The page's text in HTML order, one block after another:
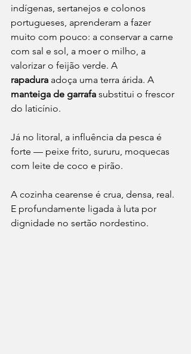
indígenas, sertanejos e colonos
portugueses, aprenderam a fazer
muito com pouco: a conservar a carne
com sal e sol, a moer o milho, a
valorizar o feijão verde. A
rapadura adoça uma terra árida. A
manteiga de garrafa substitui o frescor
do laticínio.
Já no litoral, a influência da pesca é
forte — peixe frito, sururu, moquecas
com leite de coco e pirão.
A cozinha cearense é crua, densa, real.
E profundamente ligada à luta por
dignidade no sertão nordestino.